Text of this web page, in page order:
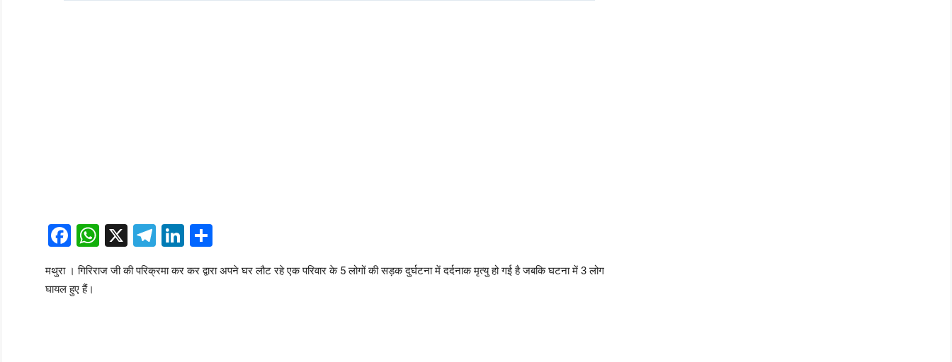
Facebook
WhatsApp
X Telegram
LinkedIn
Share
मथुरा । गिरिराज जी की परिक्रमा कर कर द्वारा अपने घर लौट रहे एक परिवार के 5 लोगों की सड़क दुर्घटना में दर्दनाक मृत्यु हो गई है जबकि घटना में 3 लोग
घायल हुए हैं।